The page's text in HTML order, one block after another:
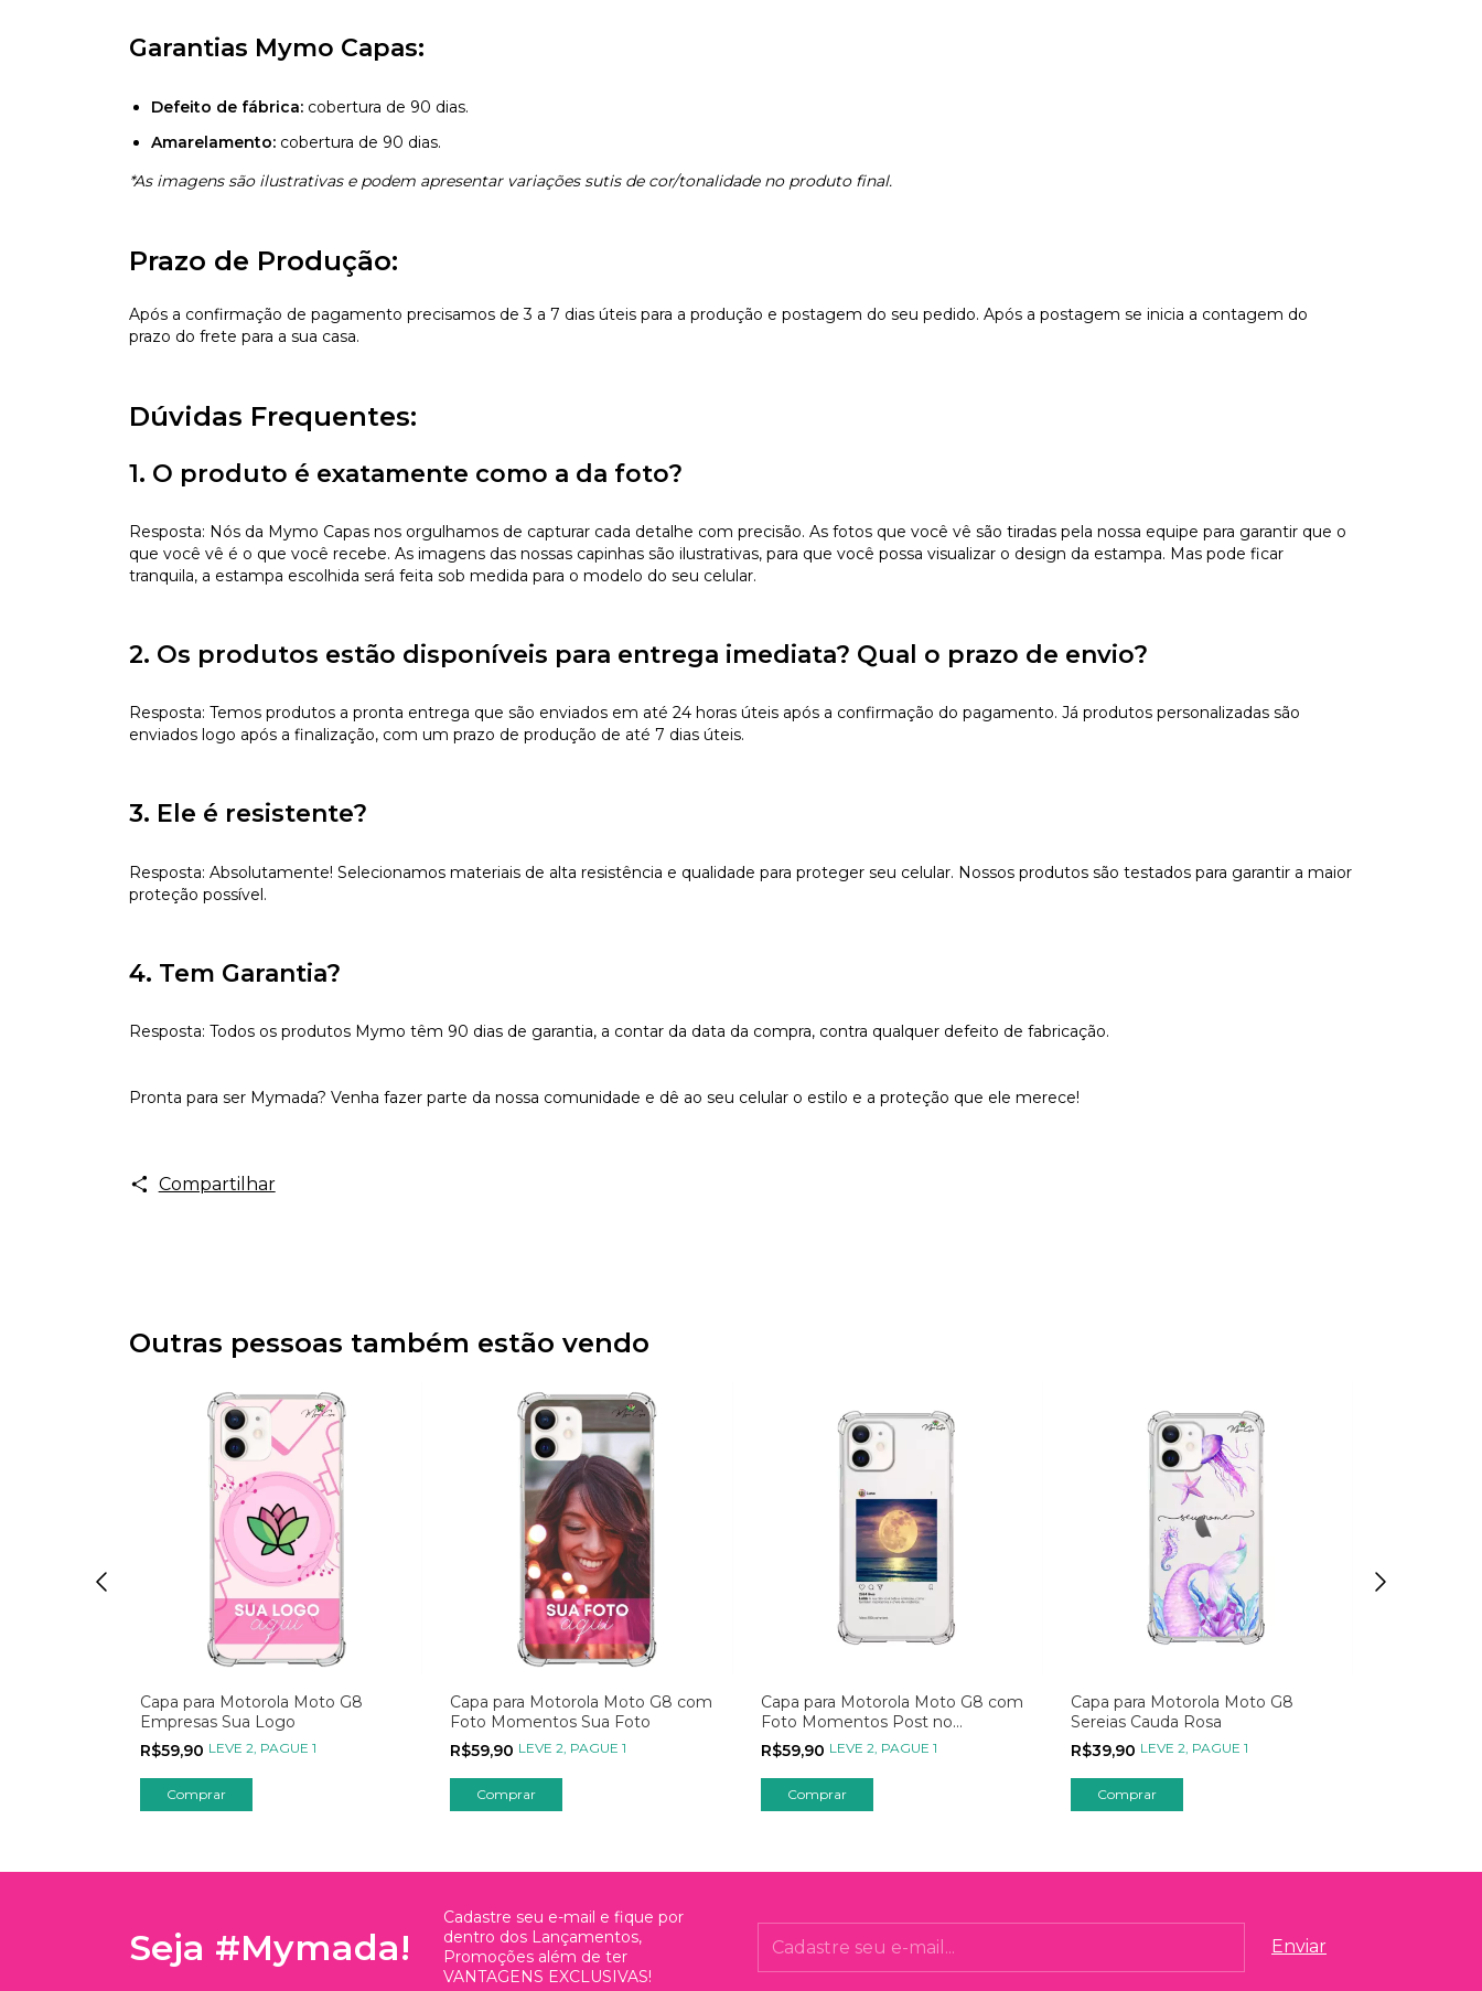
Garantias Mymo Capas:
Defeito de fábrica: cobertura de 90 dias.
Amarelamento: cobertura de 90 dias.
*As imagens são ilustrativas e podem apresentar variações sutis de cor/tonalidade no produto final.
Prazo de Produção:
Após a confirmação de pagamento precisamos de 3 a 7 dias úteis para a produção e postagem do seu pedido. Após a postagem se inicia a contagem do
prazo do frete para a sua casa.
Dúvidas Frequentes:
1. O produto é exatamente como a da foto?
Resposta: Nós da Mymo Capas nos orgulhamos de capturar cada detalhe com precisão. As fotos que você vê são tiradas pela nossa equipe para garantir que o
que você vê é o que você recebe. As imagens das nossas capinhas são ilustrativas, para que você possa visualizar o design da estampa. Mas pode ficar
tranquila, a estampa escolhida será feita sob medida para o modelo do seu celular.
2. Os produtos estão disponíveis para entrega imediata? Qual o prazo de envio?
Resposta: Temos produtos a pronta entrega que são enviados em até 24 horas úteis após a confirmação do pagamento. Já produtos personalizadas são
enviados logo após a finalização, com um prazo de produção de até 7 dias úteis.
3. Ele é resistente?
Resposta: Absolutamente! Selecionamos materiais de alta resistência e qualidade para proteger seu celular. Nossos produtos são testados para garantir a maior
proteção possível.
4. Tem Garantia?
Resposta: Todos os produtos Mymo têm 90 dias de garantia, a contar da data da compra, contra qualquer defeito de fabricação.
Pronta para ser Mymada? Venha fazer parte da nossa comunidade e dê ao seu celular o estilo e a proteção que ele merece!
Compartilhar
Outras pessoas também estão vendo
Capa para Motorola Moto G8
Empresas Sua Logo
R$59,90 LEVE 2, PAGUE 1
Comprar
Capa para Motorola Moto G8 com
Foto Momentos Sua Foto
R$59,90 LEVE 2, PAGUE 1
Comprar
Capa para Motorola Moto G8 com
Foto Momentos Post no
Instagram
R$59,90 LEVE 2, PAGUE 1
Comprar
Capa para Motorola Moto G8
Sereias Cauda Rosa
R$39,90 LEVE 2, PAGUE 1
Comprar
Seja #Mymada!
Cadastre seu e-mail e fique por
dentro dos Lançamentos,
Promoções além de ter
VANTAGENS EXCLUSIVAS!